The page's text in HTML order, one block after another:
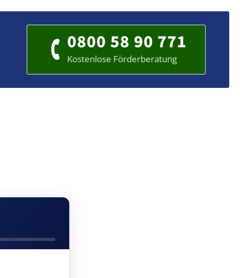
0800 58 90 771
Kostenlose Förderberatung